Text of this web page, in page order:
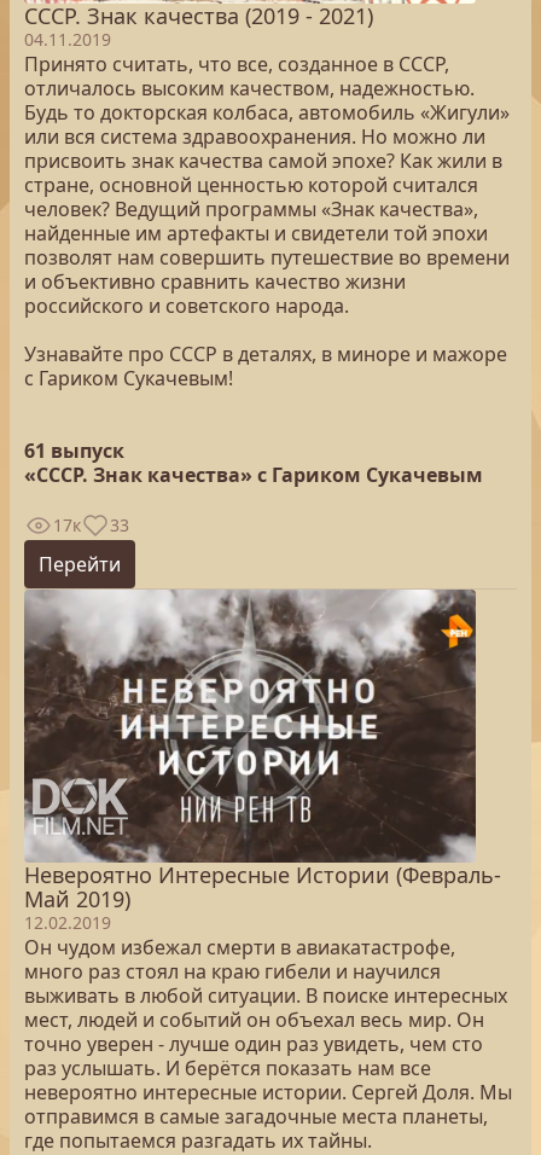
СССР. Знак качества (2019 - 2021)
04.11.2019
Принято считать, что все, созданное в СССР,
отличалось высоким качеством, надежностью.
Будь то докторская колбаса, автомобиль «Жигули»
или вся система здравоохранения. Но можно ли
присвоить знак качества самой эпохе? Как жили в
стране, основной ценностью которой считался
человек? Ведущий программы «Знак качества»,
найденные им артефакты и свидетели той эпохи
позволят нам совершить путешествие во времени
и объективно сравнить качество жизни
российского и советского народа.
Узнавайте про СССР в деталях, в миноре и мажоре
с Гариком Сукачевым!
61 выпуск
«СССР. Знак качества» с Гариком Сукачевым
17к 33
Перейти
Невероятно Интересные Истории (Февраль-
Май 2019)
12.02.2019
Он чудом избежал смерти в авиакатастрофе,
много раз стоял на краю гибели и научился
выживать в любой ситуации. В поиске интересных
мест, людей и событий он объехал весь мир. Он
точно уверен - лучше один раз увидеть, чем сто
раз услышать. И берётся показать нам все
невероятно интересные истории. Сергей Доля. Мы
отправимся в самые загадочные места планеты,
где попытаемся разгадать их тайны.